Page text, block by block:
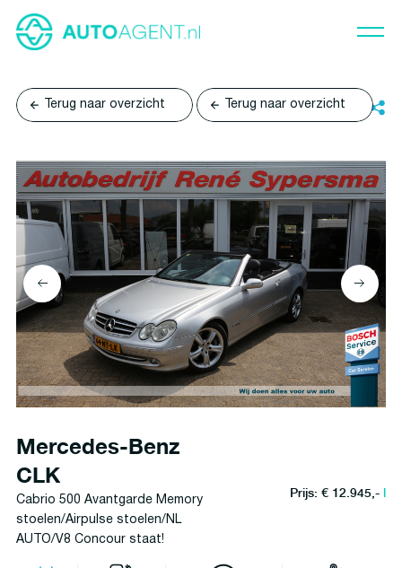
Terug naar overzicht Terug naar overzicht
Mercedes-Benz
CLK
Cabrio 500 Avantgarde Memory
stoelen/Airpulse stoelen/NL
AUTO/V8 Concour staat!
Prijs: € 12.945,-l